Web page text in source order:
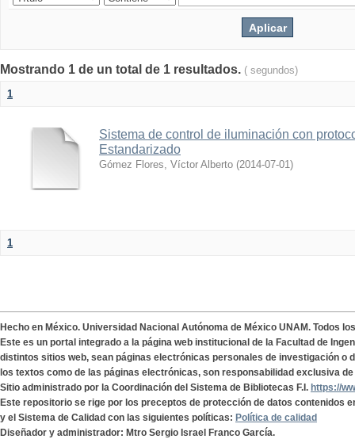
Mostrando 1 de un total de 1 resultados. ( segundos)
1
Sistema de control de iluminación con
Estandarizado
Gómez Flores, Víctor Alberto (2014-07-01)
1
Hecho en México. Universidad Nacional Autónoma de México UNAM. Todos
Este es un portal integrado a la página web institucional de la Facultad de
distintos sitios web, sean páginas electrónicas personales de investigación o
los textos como de las páginas electrónicas, son responsabilidad exclusiva
Sitio administrado por la Coordinación del Sistema de Bibliotecas F.I. https://
Este repositorio se rige por los preceptos de protección de datos contenidos
y el Sistema de Calidad con las siguientes políticas: Política de calidad
Diseñador y administrador: Mtro Sergio Israel Franco García.